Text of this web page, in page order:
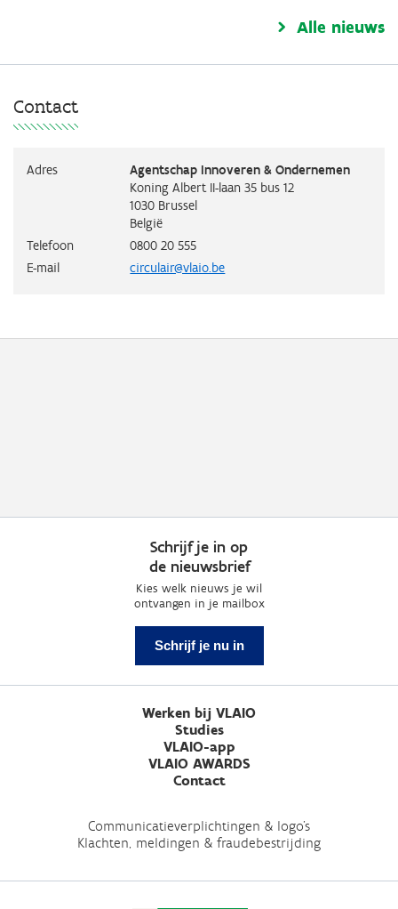
Alle nieuws
Contact
Adres
Agentschap Innoveren & Ondernemen
Koning Albert II-laan 35 bus 12
1030 Brussel
België
Telefoon
0800 20 555
E-mail
circulair@vlaio.be
Schrijf je in op
de nieuwsbrief
Kies welk nieuws je wil
ontvangen in je mailbox
Schrijf je nu in
Werken bij VLAIO
Studies
VLAIO-app
VLAIO AWARDS
Contact
Communicatieverplichtingen & logo's
Klachten, meldingen & fraudebestrijding